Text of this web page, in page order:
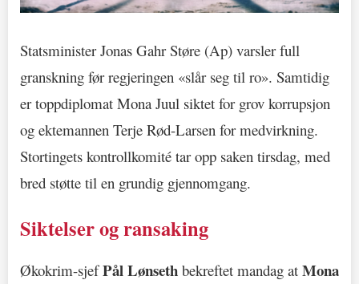
Statsminister Jonas Gahr Støre (Ap) varsler full
granskning før regjeringen «slår seg til ro». Samtidig
er toppdiplomat Mona Juul siktet for grov korrupsjon
og ektemannen Terje Rød-Larsen for medvirkning.
Stortingets kontrollkomité tar opp saken tirsdag, med
bred støtte til en grundig gjennomgang.
Siktelser og ransaking
Økokrim-sjefPål Lønseth bekreftet mandag at Mona